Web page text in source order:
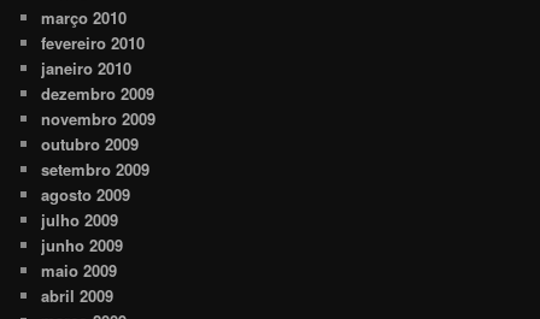
março 2010
fevereiro 2010
janeiro 2010
dezembro 2009
novembro 2009
outubro 2009
setembro 2009
agosto 2009
julho 2009
junho 2009
maio 2009
abril 2009